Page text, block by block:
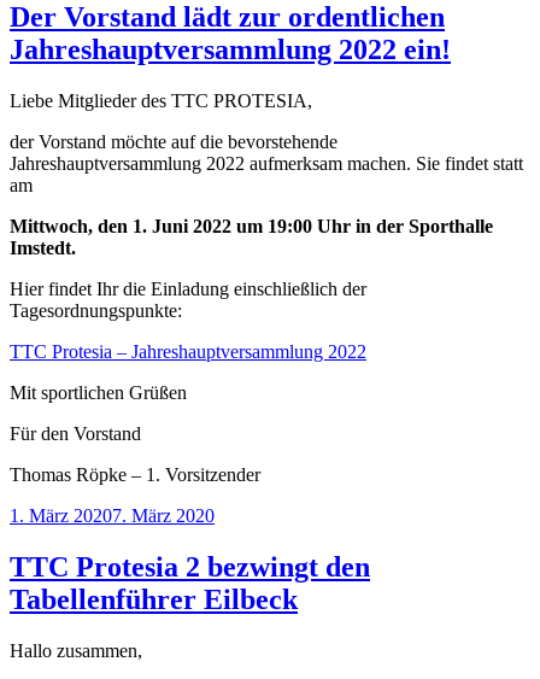
Der Vorstand lädt zur ordentlichen
Jahreshauptversammlung 2022 ein!
Liebe Mitglieder des TTC PROTESIA,
der Vorstand möchte auf die bevorstehende
Jahreshauptversammlung 2022 aufmerksam machen. Sie findet statt
am
Mittwoch, den 1. Juni 2022 um 19:00 Uhr in der Sporthalle
Imstedt.
Hier findet Ihr die Einladung einschließlich der
Tagesordnungspunkte:
TTC Protesia – Jahreshauptversammlung 2022
Mit sportlichen Grüßen
Für den Vorstand
Thomas Röpke – 1. Vorsitzender
Veröffentlicht
1. März 20207. März 2020
TTC Protesia 2 bezwingt den
Tabellenführer Eilbeck
Hallo zusammen,